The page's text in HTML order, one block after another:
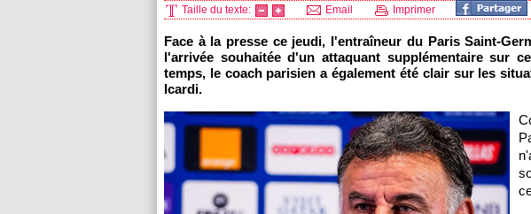
Taille du texte: Email Imprimer
Face à la presse ce jeudi, l'entraîneur du Paris Saint-
l'arrivée souhaitée d'un attaquant supplémentaire sur
temps, le coach parisien a également été clair sur les
Icardi.